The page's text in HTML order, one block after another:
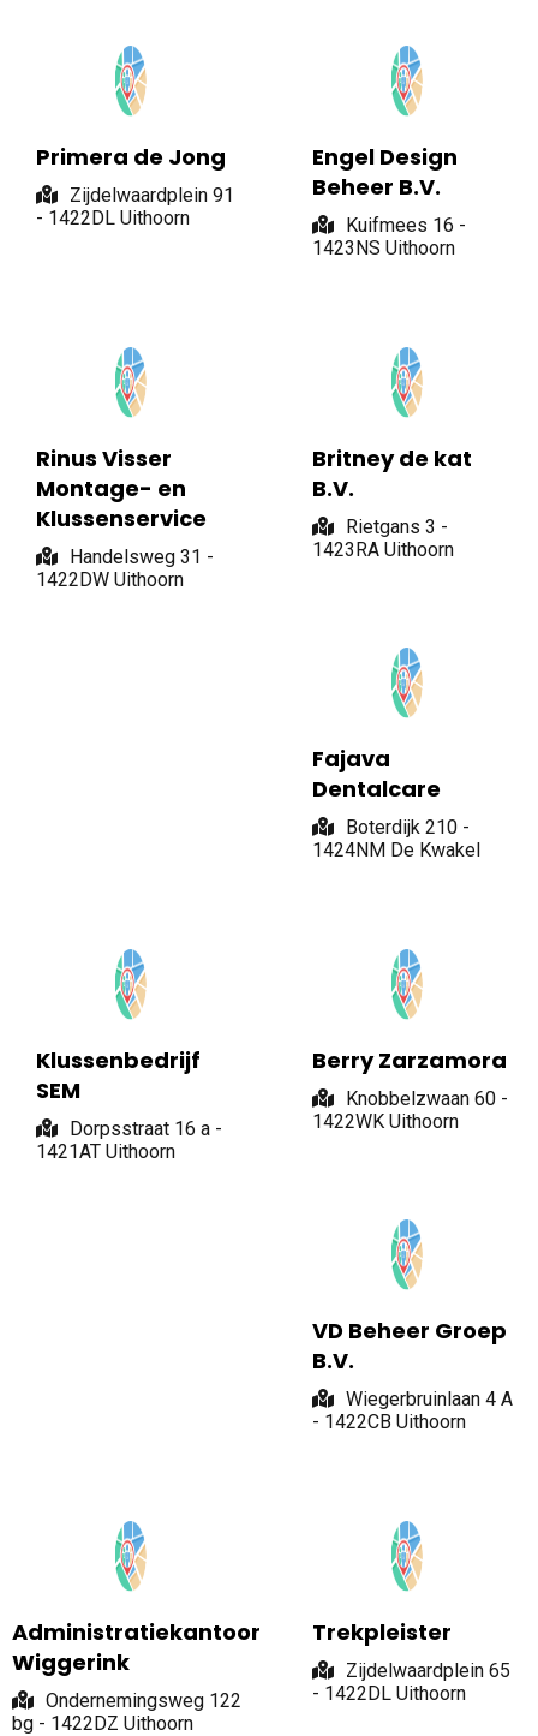
Primera de Jong
Zijdelwaardplein 91
- 1422DL Uithoorn
Engel Design
Beheer B.V.
Kuifmees 16 -
1423NS Uithoorn
Rinus Visser
Montage- en
Klussenservice
Handelsweg 31 -
1422DW Uithoorn
Britney de kat
B.V.
Rietgans 3 -
1423RA Uithoorn
Fajava
Dentalcare
Boterdijk 210 -
1424NM De Kwakel
Klussenbedrijf
SEM
Dorpsstraat 16 a -
1421AT Uithoorn
Berry Zarzamora
Knobbelzwaan 60 -
1422WK Uithoorn
VD Beheer Groep
B.V.
Wiegerbruinlaan 4 A
- 1422CB Uithoorn
Administratiekantoor
Wiggerink
Ondernemingsweg 122
bg - 1422DZ Uithoorn
Trekpleister
Zijdelwaardplein 65
- 1422DL Uithoorn